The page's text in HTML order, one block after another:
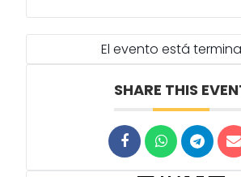
El evento está
SHARE THIS